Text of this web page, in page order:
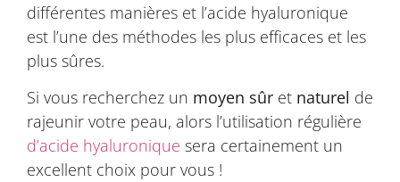
différentes manières et l’acide hyaluronique
est l’une des méthodes les plus efficaces et les
plus sûres.
Si vous recherchez un moyen sûr et naturel de
rajeunir votre peau, alors l’utilisation régulière
d’acide hyaluronique sera certainement un
excellent choix pour vous !